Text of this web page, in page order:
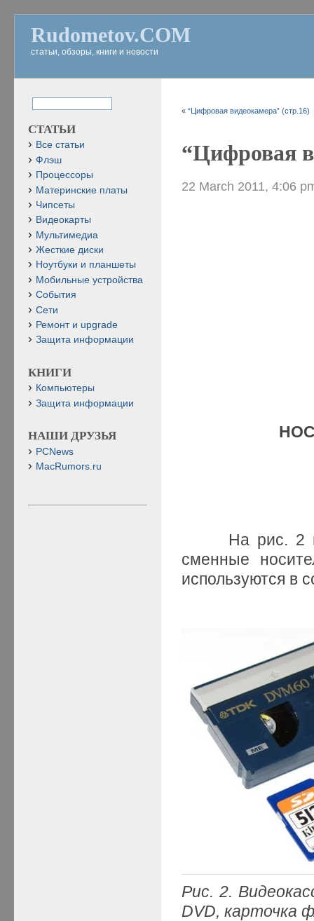
Rudometov.COM
статьи, обзоры, книги и новости
«“Цифровая видеокамера” (стр.16)
“Цифровая
22 March 2011, 4:06
На рис. 2
сменные
используются в
Рис. 2.
DVD, карточка
СТАТЬИ
Все статьи
Флэш
Процессоры
Материнские платы
Чипсеты
Видеокарты
Мультимедиа
Жесткие диски
Ноутбуки и планшеты
Мобильные устройства
События
Сети
Ремонт и upgrade
Защита информации
КНИГИ
Компьютеры
Защита информации
НАШИ ДРУЗЬЯ
PCNews
MacRumors.ru